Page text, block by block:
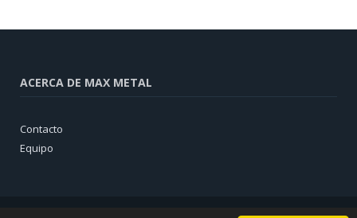
ACERCA DE MAX METAL
Contacto
Equipo